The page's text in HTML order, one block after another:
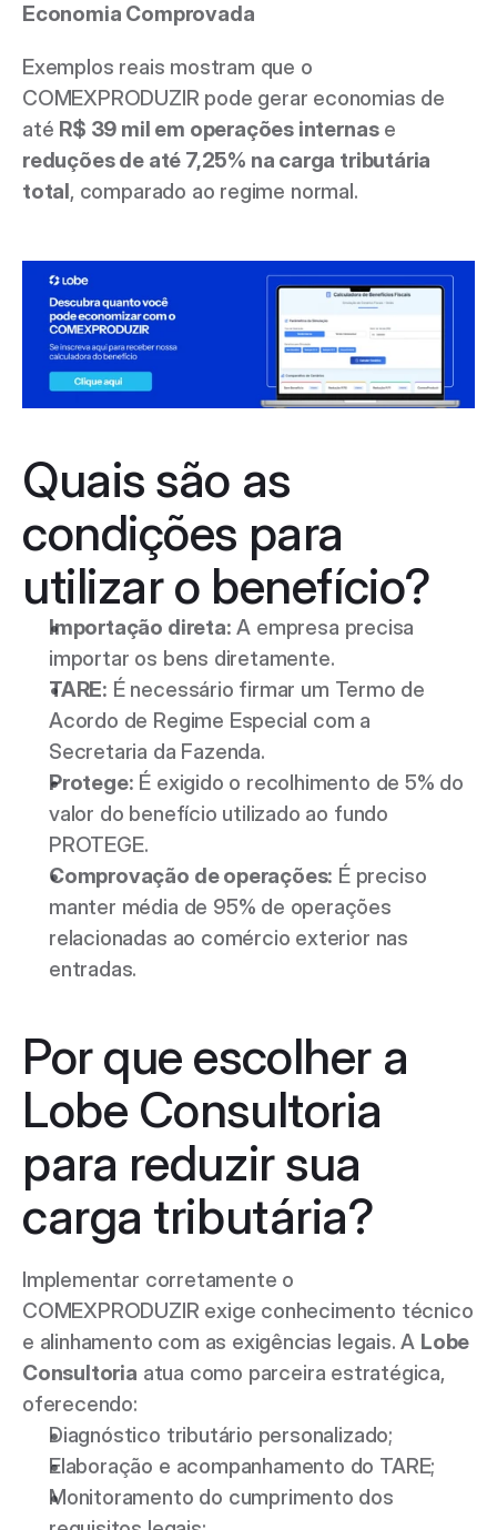
Economia Comprovada
Exemplos reais mostram que o
COMEXPRODUZIR pode gerar economias de
até R$ 39 mil em operações internas
reduções de até 7,25% na carga tributária
total, comparado ao regime normal.
Quais são as
condições para
utilizar o benefício?
Importação direta: A empresa precisa
importar os bens diretamente.
TARE: É necessário firmar um Termo de
Acordo de Regime Especial com a
Secretaria da Fazenda.
Protege: É exigido o recolhimento de 5% do
valor do benefício utilizado ao fundo
PROTEGE.
Comprovação de operações: É preciso
manter média de 95% de operações
relacionadas ao comércio exterior nas
entradas.
Por que escolher a
Lobe Consultoria
para reduzir sua
carga tributária?
Implementar corretamente o
COMEXPRODUZIR exige conhecimento técnico
e alinhamento com as exigências legais. A Lobe
Consultoria atua como parceira estratégica,
oferecendo:
Diagnóstico tributário personalizado;
Elaboração e acompanhamento do TARE;
Monitoramento do cumprimento dos